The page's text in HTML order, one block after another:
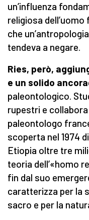
un’influenza
religiosa
che
tendeva a negare.
Ries, però,
e un solido
paleontologico.
rupestri e
paleontologo
scoperta nel 1974
Etiopia oltre tre
teoria dell’«homo
fin dal suo
caratterizza per la
sacro e per la